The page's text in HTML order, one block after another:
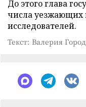
До этого глава
числа уезжающих
исследователей.
Текст: Валерия